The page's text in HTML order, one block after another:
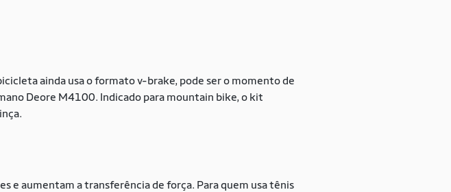
ainda usa o formato v-brake, pode ser o momento de
Deore M4100. Indicado para mountain bike, o kit
e aumentam a transferência de força. Para quem usa tênis